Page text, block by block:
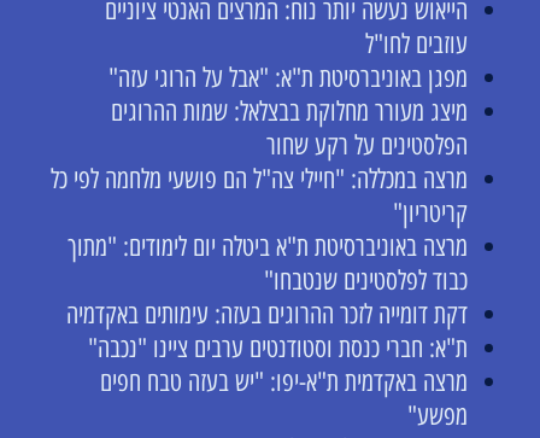
הייאוש נעשה יותר נוח: המרצים האנטי ציוניים
עוזבים לחו"ל
מפגן באוניברסיטת ת"א: "אבל על הרוגי עזה"
מיצג מעורר מחלוקת בבצלאל: שמות ההרוגים
הפלסטינים על רקע שחור
מרצה במכללה: "חיילי צה"ל הם פושעי מלחמה לפי כל
קריטריון"
מרצה באוניברסיטת ת"א ביטלה יום לימודים: "מתוך
כבוד לפלסטינים שנטבחו"
דקת דומייה לזכר ההרוגים בעזה: עימותים באקדמיה
ת"א: חברי כנסת וסטודנטים ערבים ציינו "נכבה"
מרצה באקדמית ת"א-יפו: "יש בעזה טבח חפים
מפשע"